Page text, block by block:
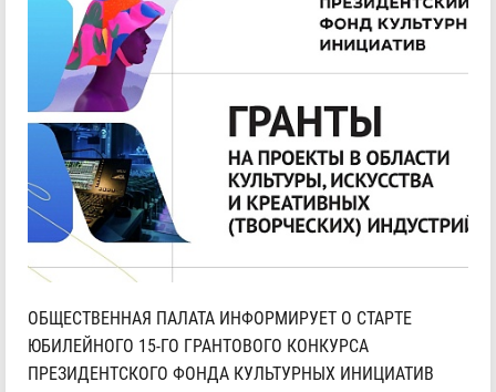
ОБЩЕСТВЕННАЯ ПАЛАТА ИНФОРМИРУЕТ О СТАРТЕ
ЮБИЛЕЙНОГО 15-ГО ГРАНТОВОГО КОНКУРСА
ПРЕЗИДЕНТСКОГО ФОНДА КУЛЬТУРНЫХ ИНИЦИАТИВ